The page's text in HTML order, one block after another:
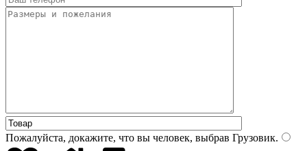
Пожалуйста, докажите, что вы человек, выбрав Грузовик.